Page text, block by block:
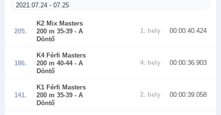
2021.07.24 - 07.25
205.
K2 Mix Masters
200 m 35-39 - A
Döntő
1. hely 00:00:40.424
186.
K4 Férfi Masters
200 m 40-44- A
Döntő
4. hely 00:00:36.903
141.
K1 Férfi Masters
200 m 35-39 - A
Döntő
2. hely 00:00:39.058